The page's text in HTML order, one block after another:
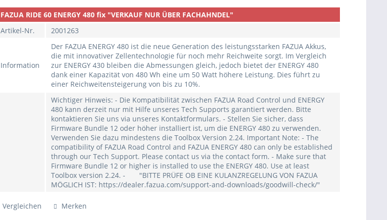
FAZUA RIDE 60 ENERGY 480 fix "VERKAUF NUR ÜBER FACHAHNDEL"
Artikel-Nr.
2001263
Information
Der FAZUA ENERGY 480 ist die neue Generation des leistungsstarken FAZUA Akkus,
die mit innovativer Zellentechnologie für noch mehr Reichweite sorgt. Im Vergleich
zur ENERGY 430 bleiben die Abmessungen gleich, jedoch bietet der ENERGY 480
dank einer Kapazität von 480 Wh eine um 50 Watt höhere Leistung. Dies führt zu
einer Reichweitensteigerung von bis zu 10%.
Wichtiger Hinweis: - Die Kompatibilität zwischen FAZUA Road Control und ENERGY
480 kann derzeit nur mit Hilfe unseres Tech Supports garantiert werden. Bitte
kontaktieren Sie uns via unseres Kontaktformulars. - Stellen Sie sicher, dass
Firmware Bundle 12 oder höher installiert ist, um die ENERGY 480 zu verwenden.
Verwenden Sie dazu mindestens die Toolbox Version 2.24. Important Note: - The
compatibility of FAZUA Road Control and FAZUA ENERGY 480 can only be established
through our Tech Support. Please contact us via the contact form. - Make sure that
Firmware Bundle 12 or higher is installed to use the ENERGY 480. Use at least
Toolbox version 2.24. - "BITTE PRÜFE OB EINE KULANZREGELUNG VON FAZUA
MÖGLICH IST: https://dealer.fazua.com/support-and-downloads/goodwill-check/"
Vergleichen Merken